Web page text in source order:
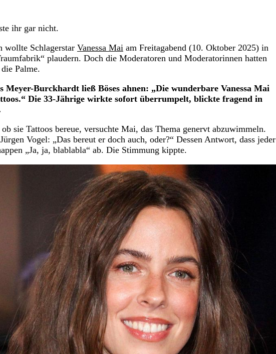
ihr gar nicht.
wollte Schlagerstar Vanessa Mai am Freitagabend (10. Oktober 2025) in
plaudern. Doch die Moderatoren und Moderatorinnen hatten
Palme.
Burckhardt ließ Böses ahnen: „Die wunderbare Vanessa Mai
Die 33-Jährige wirkte sofort überrumpelt, blickte fragend in
sie Tattoos bereue, versuchte Mai, das Thema genervt abzuwimmeln.
Vogel: „Das bereut er doch auch, oder?“ Dessen Antwort, dass jeder
„Ja, ja, blablabla“ ab. Die Stimmung kippte.